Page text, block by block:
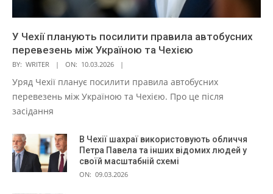
У Чехії планують посилити правила автобусних
перевезень між Україною та Чехією
BY: WRITER ON: 10.03.2026
Уряд Чехії планує посилити правила автобусних
перевезень між Україною та Чехією. Про це після
засідання
В Чехії шахраї використовують обличчя
Петра Павела та інших відомих людей у
своїй масштабній схемі
ON: 09.03.2026